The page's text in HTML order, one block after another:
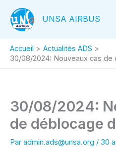
contenu
UNSA AIRBUS
Accueil
Actualités ADS
30/08/2024: Nouveaux cas de
30/08/2024:
de déblocage
Par admin.ads@unsa.org / 30